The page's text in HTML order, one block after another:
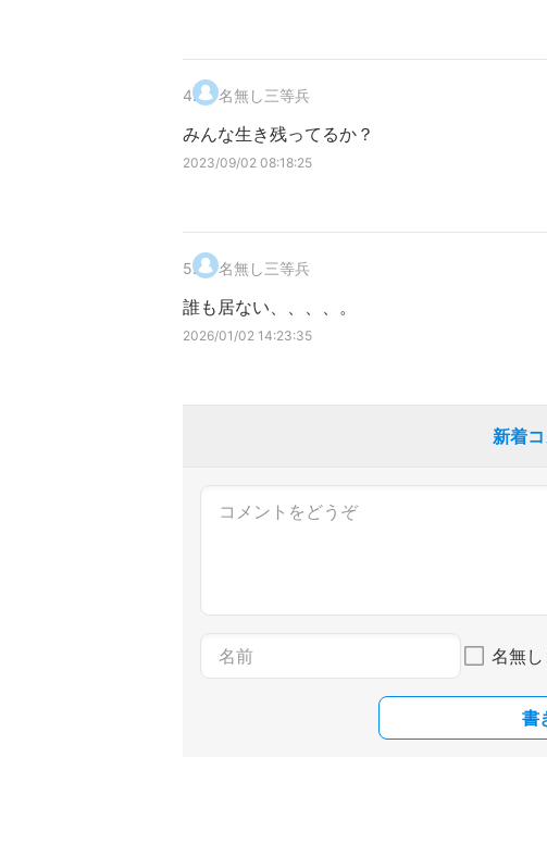
4. 名無し三等兵
みんな生き残ってるか？
2023/09/02 08:18:25
5. 名無し三等兵
誰も居ない、、、、。
2026/01/02 14:23:35
新着
名無し
書